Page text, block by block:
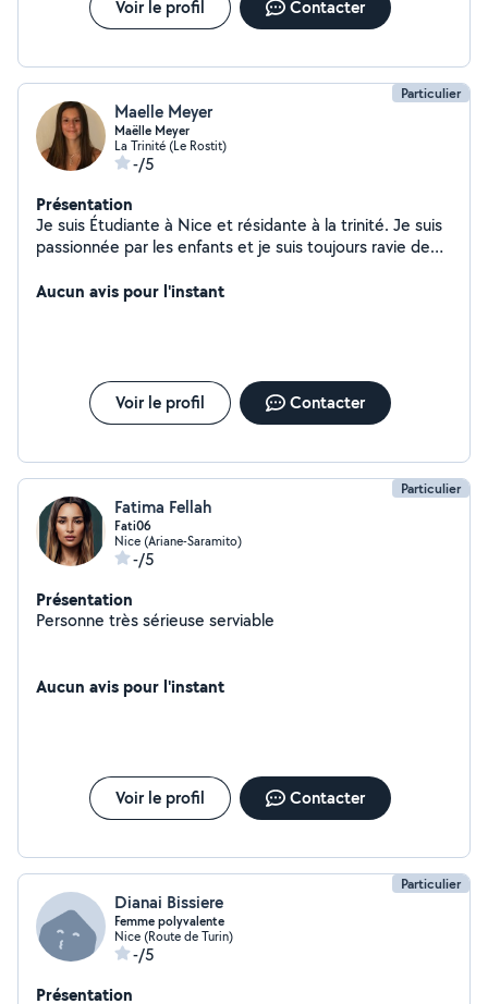
Voir le profil Contacter
Particulier
Maelle Meyer
Maëlle Meyer
La Trinité (Le Rostit)
-/5
Présentation
Je suis Étudiante à Nice et résidante à la trinité. Je suis
passionnée par les enfants et je suis toujours ravie de
aussi je vous propose mes services!
Aucun avis pour l'instant
Voir le profil Contacter
Particulier
Fatima Fellah
Fati06
Nice (Ariane-Saramito)
-/5
Présentation
Personne très sérieuse serviable
Aucun avis pour l'instant
Voir le profil Contacter
Particulier
Dianai Bissiere
Femme polyvalente
Nice (Route de Turin)
-/5
Présentation